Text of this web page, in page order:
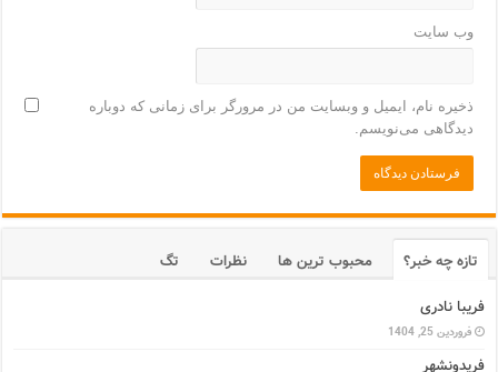
وب‌ سایت
ذخیره نام، ایمیل و وبسایت من در مرورگر برای زمانی که دوباره
دیدگاهی می‌نویسم.
تازه چه خبر؟ محبوب ترین ها نظرات
تگ
فریبا نادری
فروردین 25, 1404
فریدونشهر